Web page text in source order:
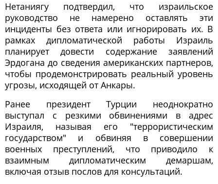
Нетаниягу подтвердил, что израильское
руководство не намерено оставлять эти
инциденты без ответа или игнорировать их. В
рамках дипломатической работы Израиль
планирует довести содержание заявлений
Эрдогана до сведения американских партнеров,
чтобы продемонстрировать реальный уровень
угрозы, исходящей от Анкары.
Ранее президент Турции неоднократно
выступал с резкими обвинениями в адрес
Израиля, называя его "террористическим
государством" и обвиняя в совершении
военных преступлений, что приводило к
взаимным дипломатическим демаршам,
включая отзыв послов для консультаций.